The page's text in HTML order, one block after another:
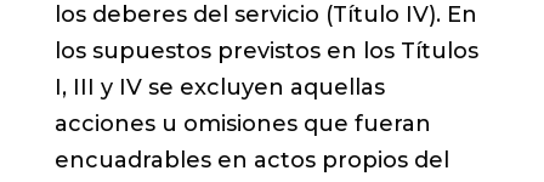
los deberes del servicio (Título IV). En
los supuestos previstos en los Títulos
I, III y IV se excluyen aquellas
acciones u omisiones que fueran
encuadrables en actos propios del